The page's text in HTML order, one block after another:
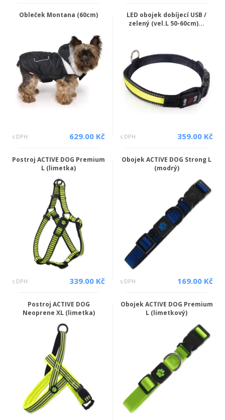
Obleček Montana (60cm)
s DPH 629.00 Kč
LED obojek dobíjecí USB /
zelený (vel.L 50-60cm)...
s DPH 359.00 Kč
Postroj ACTIVE DOG Premium
L (limetka)
s DPH 339.00 Kč
Obojek ACTIVE DOG Strong L
(modrý)
s DPH 169.00 Kč
Postroj ACTIVE DOG
Neoprene XL (limetka)
Obojek ACTIVE DOG Premium
L (limetkový)